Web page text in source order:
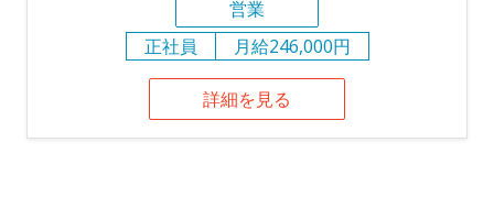
営業
正社員
月給246,000円
詳細を見る